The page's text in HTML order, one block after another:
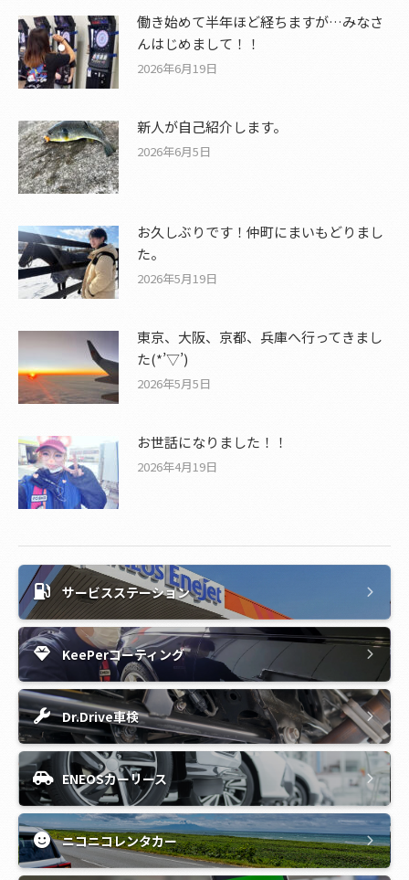
働き始めて半年ほど経ちますが…みなさ
んはじめまして！！
2026年6月19日
新人が自己紹介します。
2026年6月5日
お久しぶりです！仲町にまいもどりまし
た。
2026年5月19日
東京、大阪、京都、兵庫へ行ってきまし
た(*’▽’)
2026年5月5日
お世話になりました！！
2026年4月19日
サービスステーション
KeePerコーティング
Dr.Drive車検
ENEOSカーリース
ニコニコレンタカー